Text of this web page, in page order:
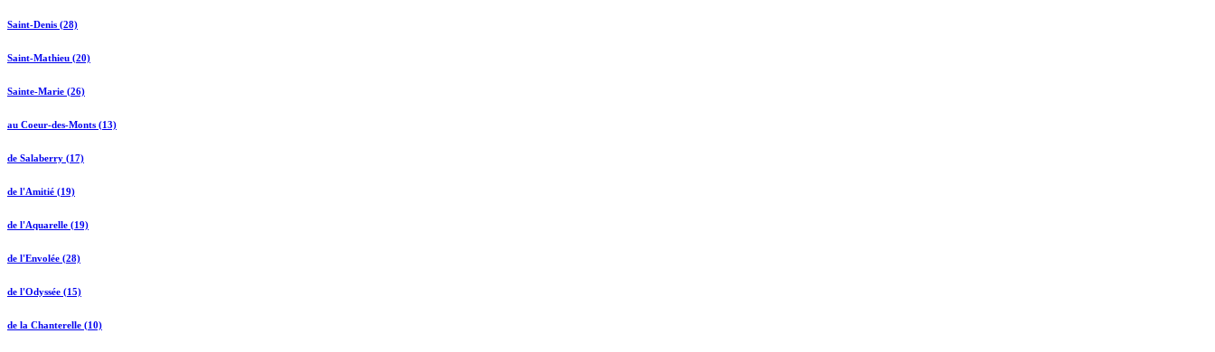
Saint-Denis (28)
Saint-Mathieu (20)
Sainte-Marie (26)
au Coeur-des-Monts (13)
de Salaberry (17)
de l'Amitié (19)
de l'Aquarelle (19)
de l'Envolée (28)
de l'Odyssée (15)
de la Chanterelle (10)